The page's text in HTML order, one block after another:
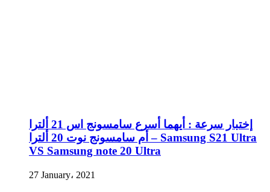
إختبار سرعة : أيهما أسرع سامسونج اس 21 ألترا
أم سامسونج نوت 20 ألترا – Samsung S21 Ultra
VS Samsung note 20 Ultra
27 January، 2021